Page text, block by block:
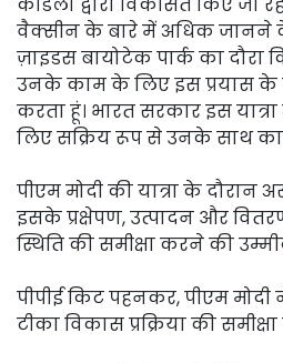
वैक्सीन के बारे में अधिक जानने
ज़ाइडस बायोटेक पार्क का दौरा
उनके काम के लिए इस प्रयास के
करता हूं। भारत सरकार इस
लिए सक्रिय रूप से उनके साथ
पीएम मोदी की यात्रा के दौरान
इसके प्रक्षेपण, उत्पादन और
स्थिति की समीक्षा करने की
पीपीई किट पहनकर, पीएम
टीका विकास प्रक्रिया की समीक्षा